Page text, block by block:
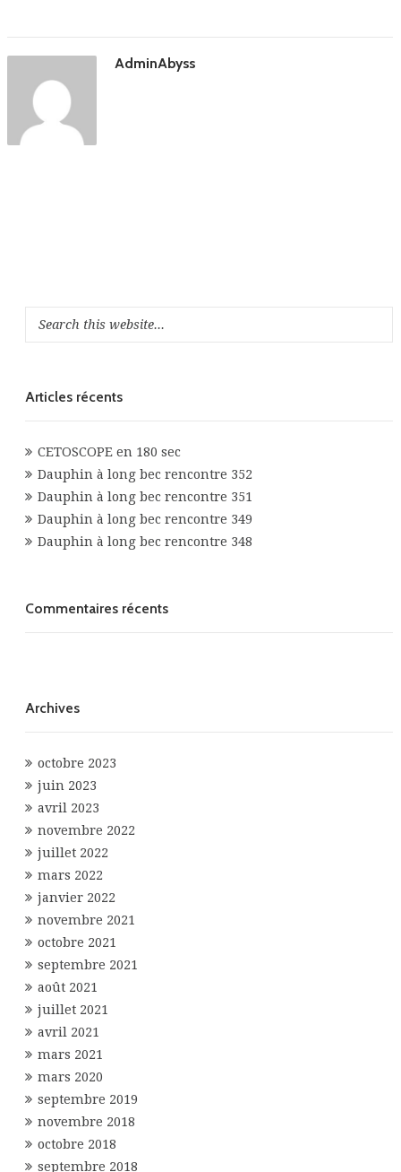
AdminAbyss
Articles récents
CETOSCOPE en 180 sec
Dauphin à long bec rencontre 352
Dauphin à long bec rencontre 351
Dauphin à long bec rencontre 349
Dauphin à long bec rencontre 348
Commentaires récents
Archives
octobre 2023
juin 2023
avril 2023
novembre 2022
juillet 2022
mars 2022
janvier 2022
novembre 2021
octobre 2021
septembre 2021
août 2021
juillet 2021
avril 2021
mars 2021
mars 2020
septembre 2019
novembre 2018
octobre 2018
septembre 2018